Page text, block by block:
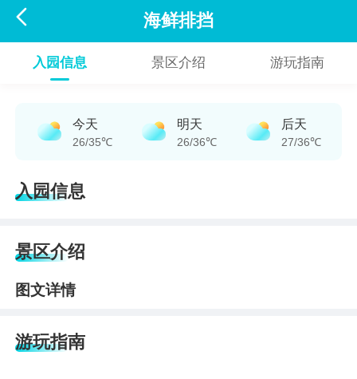
 海鲜排挡
入园信息 景区介绍 游玩指南
今天
26/35℃
明天
26/36℃
后天
27/36℃
入园信息
景区介绍
图文详情
游玩指南